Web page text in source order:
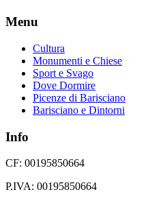
Menu
Cultura
Monumenti e Chiese
Sport e Svago
Dove Dormire
Picenze di Barisciano
Barisciano e Dintorni
Info
CF: 00195850664
P.IVA: 00195850664